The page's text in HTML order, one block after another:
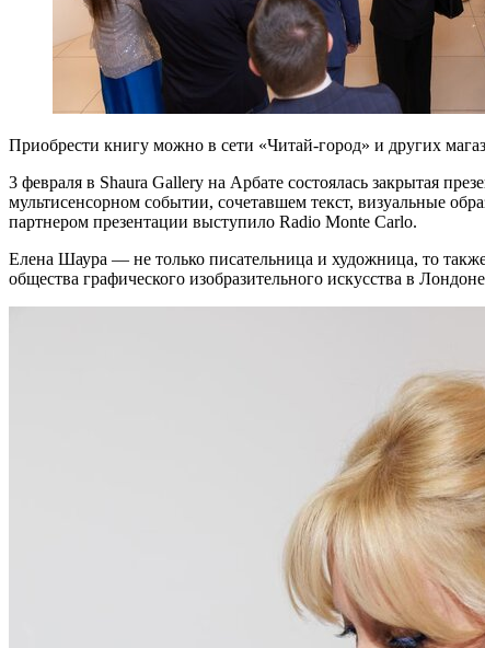
Приобрести книгу можно в сети «Читай-город» и других
3 февраля в Shaura Gallery на Арбате состоялась закрытая
мультисенсорном событии, сочетавшем текст, визуальные
партнером презентации выступило Radio Monte Carlo.
Елена Шаура — не только писательница и художница, то
общества графического изобразительного искусства в